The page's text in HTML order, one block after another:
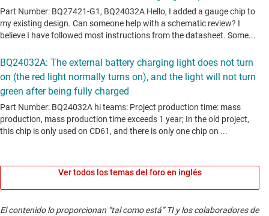
Ver todos los temas del foro en inglés
El contenido lo proporcionan “tal como está” TI y los colaboradores de